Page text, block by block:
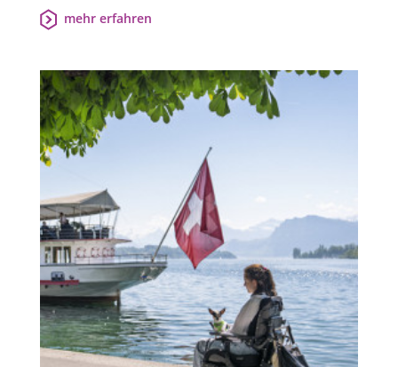
mehr erfahren